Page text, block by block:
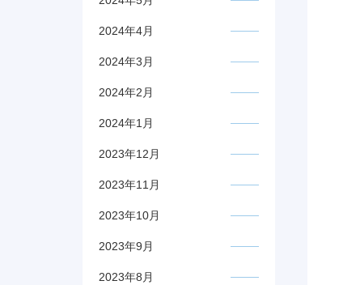
2024年4月
2024年3月
2024年2月
2024年1月
2023年12月
2023年11月
2023年10月
2023年9月
2023年8月